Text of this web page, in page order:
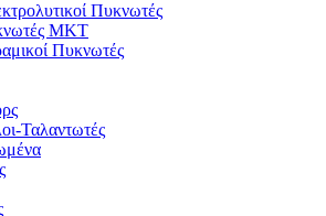
Πυκνωτές
MKT
Πυκνωτές
Ταλαντωτές